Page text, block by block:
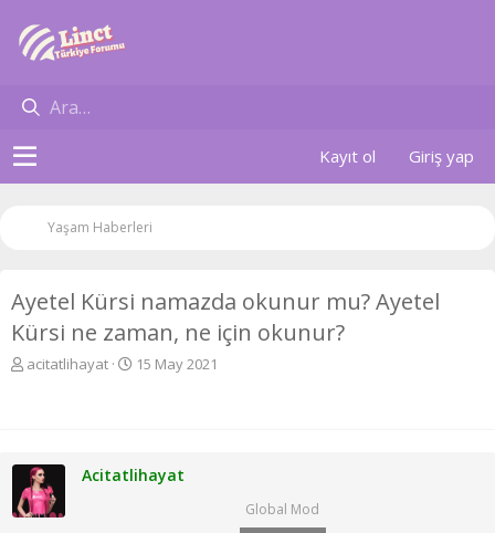
Kayıt ol Giriş yap
Yaşam Haberleri
Ayetel Kürsi namazda okunur mu? Ayetel
Kürsi ne zaman, ne için okunur?
K
u
b
a
ş
acitatlihayat
B
g
15 May 2021
Acitatlihayat
Global Mod